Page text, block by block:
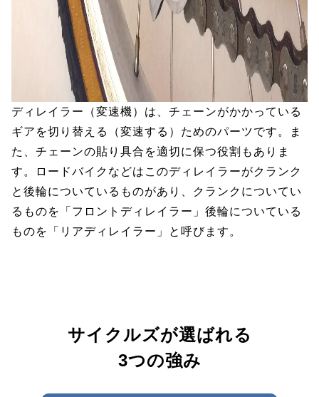
ディレイラー（変速機）は、チェーンがかかっている
ギアを切り替える（変速する）ためのパーツです。ま
た、チェーンの貼り具合を適切に保つ役割もありま
す。ロードバイクなどはこのディレイラーがクランク
と後輪についているものがあり、クランクについてい
るものを「フロントディレイラー」後輪についている
ものを「リアディレイラー」と呼びます。
サイクルズが選ばれる
3つの強み